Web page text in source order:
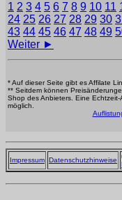
1 2 3 4 5 6 7 8 9 10 11
24 25 26 27 28 29 30
43 44 45 46 47 48 49
Weiter ►
* Auf dieser Seite gibt es Affilate
** Seitdem können
Shop des Anbieters. Eine
möglich.
Impressum Datenschutzhinweise